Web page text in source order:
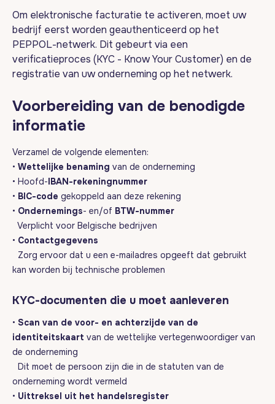
Om elektronische facturatie te activeren, moet uw
bedrijf eerst worden geauthenticeerd op het
PEPPOL-netwerk. Dit gebeurt via een
verificatieproces (KYC - Know Your Customer) en de
registratie van uw onderneming op het netwerk.
Voorbereiding van de benodigde
informatie
Verzamel de volgende elementen:
• Wettelijke benaming van de onderneming
• Hoofd-IBAN-rekeningnummer
• BIC-code gekoppeld aan deze rekening
• Ondernemings- en/of BTW-nummer
Verplicht voor Belgische bedrijven
• Contactgegevens
Zorg ervoor dat u een e-mailadres opgeeft dat gebruikt
kan worden bij technische problemen
KYC-documenten die u moet aanleveren
• Scan van de voor- en achterzijde van de
identiteitskaart van de wettelijke vertegenwoordiger van
de onderneming
Dit moet de persoon zijn die in de statuten van de
onderneming wordt vermeld
• Uittreksel uit het handelsregister